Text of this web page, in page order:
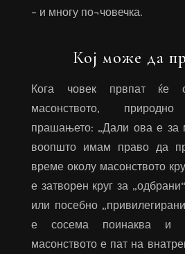
– и многу по¬човечка.
Кој може да
Кога човек првпат ќе
масонството,
прашањето: „Дали ова е за
воопшто имам право да
време околу масонството
е затворен круг за
или посебно
е сосема поинаква и
масонството е пат на